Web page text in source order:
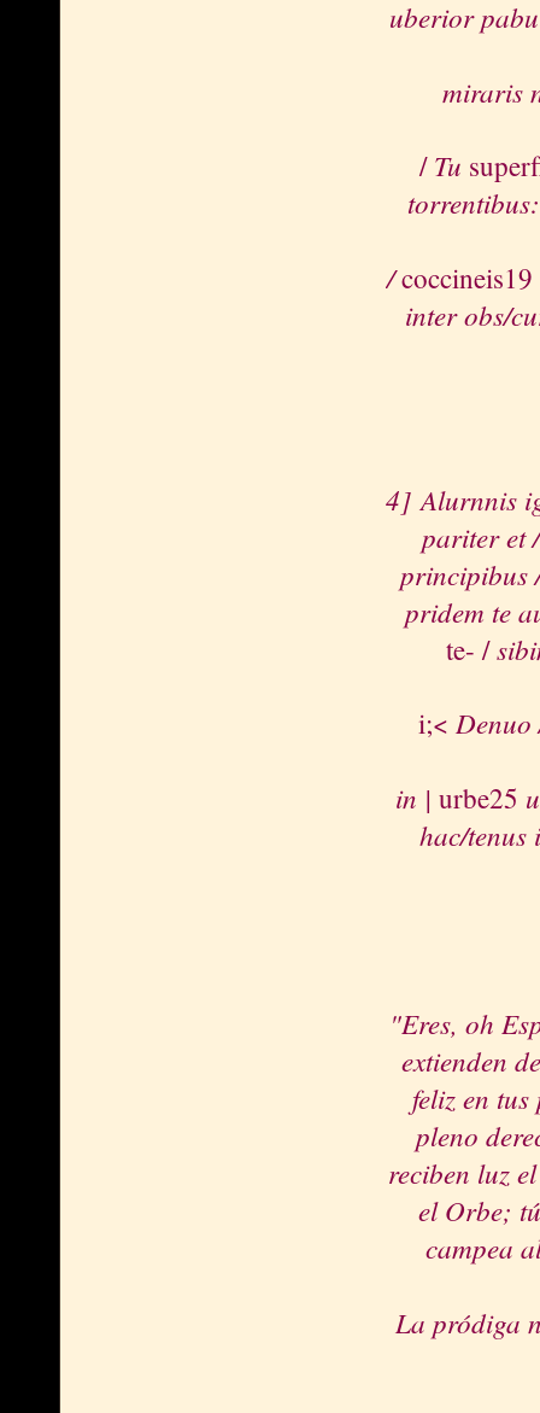
uberior
miraris
/ Tu
/coccineis19
inter obs/
4] Alurnnis
pariter et
principibus
pridem te
te- /
i;<
in | urbe25
hac/
"Eres, oh
extienden
feliz en
pleno
reciben luz
el Orbe;
campea
La pródiga